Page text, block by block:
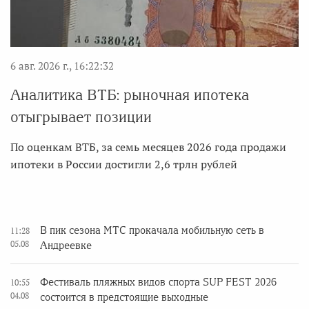
6 авг. 2026 г., 16:22:32
Аналитика ВТБ: рыночная ипотека
отыгрывает позиции
По оценкам ВТБ, за семь месяцев 2026 года продажи
ипотеки в России достигли 2,6 трлн рублей
11:28
05.08
В пик сезона МТС прокачала мобильную сеть в
Андреевке
10:55
04.08
Фестиваль пляжных видов спорта SUP FEST 2026
состоится в предстоящие выходные